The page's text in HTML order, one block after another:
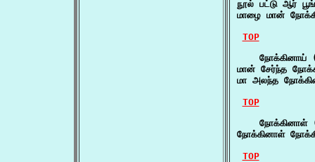
நூல் பட்டு ஆர்
மாழை மான்
TOP
நோக்கினாய்
மான் சேர்ந்த
மா அலந்த
TOP
நோக்கினாள்
நோக்கினாள்
TOP